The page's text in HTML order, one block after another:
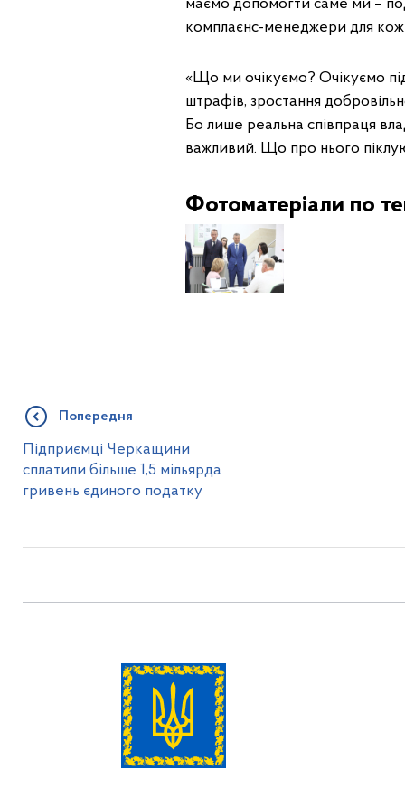
маємо допомогти саме ми –
комплаєнс-менеджери для
«Що ми очікуємо? Очікуємо
штрафів, зростання
Бо лише реальна співпраця
важливий. Що про нього
Фотоматеріали по
Попередня
Підприємці Черкащини
сплатили більше 1,5 мільярда
гривень єдиного податку